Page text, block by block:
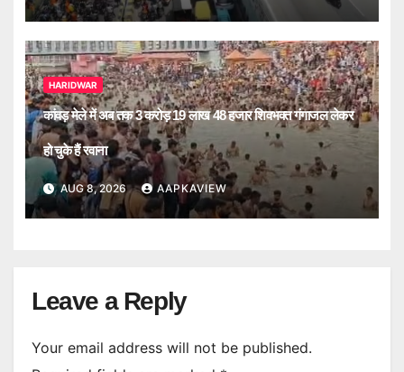
HARIDWAR
कांवड़ मेले में अब तक 3 करोड़ 19 लाख 48 हजार शिवभक्त गंगाजल लेकर
हो चुके हैं रवाना
AUG 8, 2026 AAPKAVIEW
Leave a Reply
Your email address will not be published.